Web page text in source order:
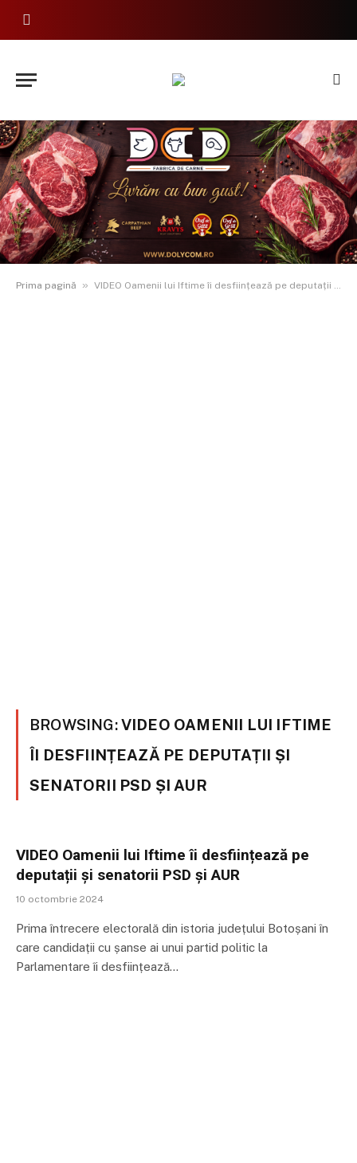
Prima pagină » VIDEO Oamenii lui Iftime îi desființează pe deputații și senatorii PSD și AUR
BROWSING:VIDEO OAMENII LUI IFTIME
ÎI DESFIINȚEAZĂ PE DEPUTAȚII ȘI
SENATORII PSD ȘI AUR
VIDEO Oamenii lui Iftime îi desființează pe
deputații și senatorii PSD și AUR
10 octombrie 2024
Prima întrecere electorală din istoria județului Botoșani în
care candidații cu șanse ai unui partid politic la
Parlamentare îi desființează…